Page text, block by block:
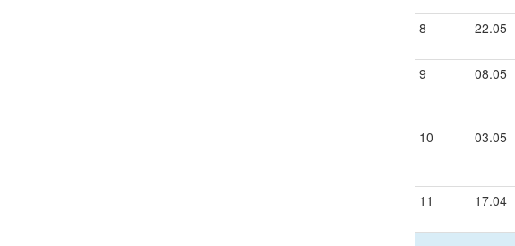
8 22.05
9 08.05
10 03.05
11 17.04